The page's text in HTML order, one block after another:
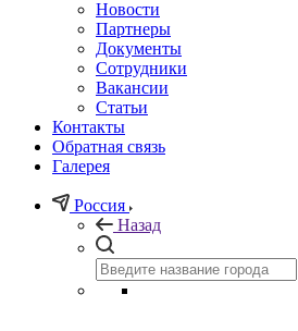
Новости
Партнеры
Документы
Сотрудники
Вакансии
Статьи
Контакты
Обратная связь
Галерея
Россия
Назад